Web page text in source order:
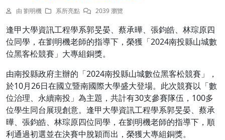
由 劉明機 系所亮點 2039 瀏覽
逢甲大學資訊工程學系郭旻晏、蔡承曄、張鈞皓、林琮原四
位同學，在劉明機老師的指導下，榮獲「2024南投縣山城數
位黑客松競賽」大專組銅獎。
由南投縣政府主辦的「2024南投縣山城數位黑客松競賽」，
於10月26日在國立暨南國際大學盛大登場。此次競賽以「數
位治理、永續南投」為主題，共計有30支參賽隊伍，100多
位學生同台展現創意。逢甲大學資訊工程學系郭旻晏、蔡承
曄、張鈞皓、林琮原四位同學，在劉明機老師的指導下，順
利通過初選並在決賽中脫穎而出，榮獲大專組銅獎。